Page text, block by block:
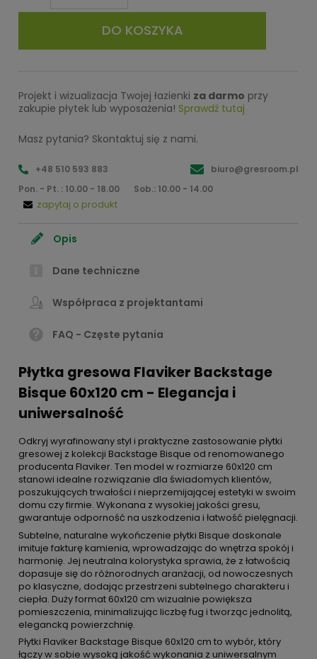
DO KOSZYKA
Projekt i wizualizacja Twojej łazienki za darmo przy
zakupie płytek lub wyposażenia! Sprawdź tutaj
Masz pytania? Skontaktuj się z nami.
+48 510 593 883
biuro@gresroom.pl
Pon. - Pt. : 10.00 - 18.00
Sob.: 10.00 - 14.00
zapytaj o produkt
Opis
Dane techniczne
Współpraca z projektantami
FAQ - Częste pytania
Płytka gresowa Flaviker Backstage
Bisque 60x120 cm - Elegancja i
uniwersalność
Odkryj wyrafinowany styl i praktyczne zastosowanie płytki
gresowej z kolekcji Backstage Bisque od renomowanego
producenta Flaviker. Ten model w rozmiarze 60x120 cm
stanowi idealne rozwiązanie dla świadomych klientów,
poszukujących trwałości i nieprzemijającej estetyki w swoim
domu czy firmie. Wykonana z wysokiej jakości gresu,
gwarantuje odporność na uszkodzenia i łatwość pielęgnacji.
Subtelne, naturalne wykończenie płytki Bisque doskonale
imituje fakturę kamienia, wprowadzając do wnętrza spokój i
harmonię. Jej neutralna kolorystyka sprawia, że z łatwością
dopasuje się do różnorodnych aranżacji, od nowoczesnych
po klasyczne, dodając przestrzeni subtelnego charakteru i
ciepła. Duży format 60x120 cm wizualnie powiększa
pomieszczenia, minimalizując liczbę fug i tworząc jednolitą,
elegancką powierzchnię.
Płytki Flaviker Backstage Bisque 60x120 cm to wybór, który
łączy w sobie wysoką jakość wykonania z uniwersalnym